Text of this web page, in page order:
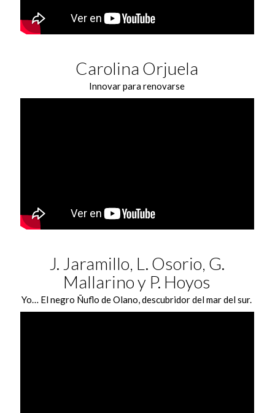
Carolina Orjuela
Innovar para renovarse
J. Jaramillo, L. Osorio, G.
Mallarino y P. Hoyos
Yo… El negro Ñuflo de Olano, descubridor del mar del sur.